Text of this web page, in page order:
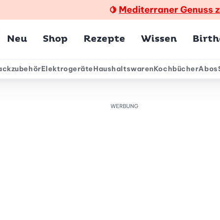
🍋 Mediterraner Genuss
Neu Shop Rezepte Wissen
ElektrogeräteHaushaltswarenKochbücherAbos
WERBUNG